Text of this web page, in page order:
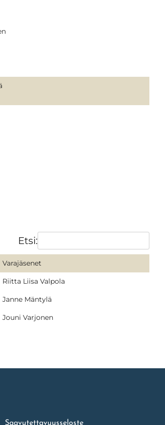
Etsi:
Varajäsenet
Riitta Liisa Valpola
Janne Mäntylä
Jouni Varjonen
Saavutettavuusseloste